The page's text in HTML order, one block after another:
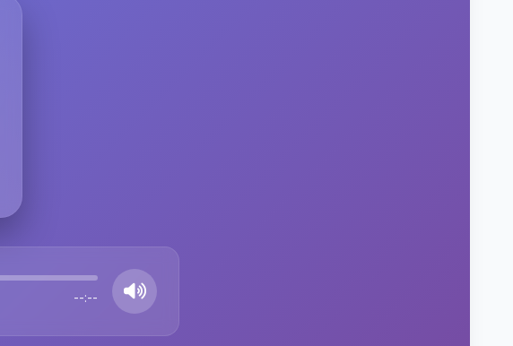
--:--